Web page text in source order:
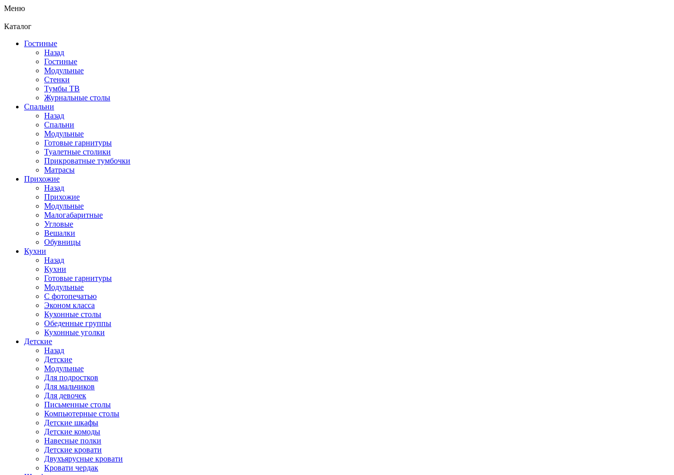
Меню
Каталог
Гостиные
Назад
Гостиные
Модульные
Стенки
Тумбы ТВ
Журнальные столы
Спальни
Назад
Спальни
Модульные
Готовые гарнитуры
Туалетные столики
Прикроватные тумбочки
Матрасы
Прихожие
Назад
Прихожие
Модульные
Малогабаритные
Угловые
Вешалки
Обувницы
Кухни
Назад
Кухни
Готовые гарнитуры
Модульные
С фотопечатью
Эконом класса
Кухонные столы
Обеденные группы
Кухонные уголки
Детские
Назад
Детские
Модульные
Для подростков
Для мальчиков
Для девочек
Письменные столы
Компьютерные столы
Детские шкафы
Детские комоды
Навесные полки
Детские кровати
Двухъярусные кровати
Кровати чердак